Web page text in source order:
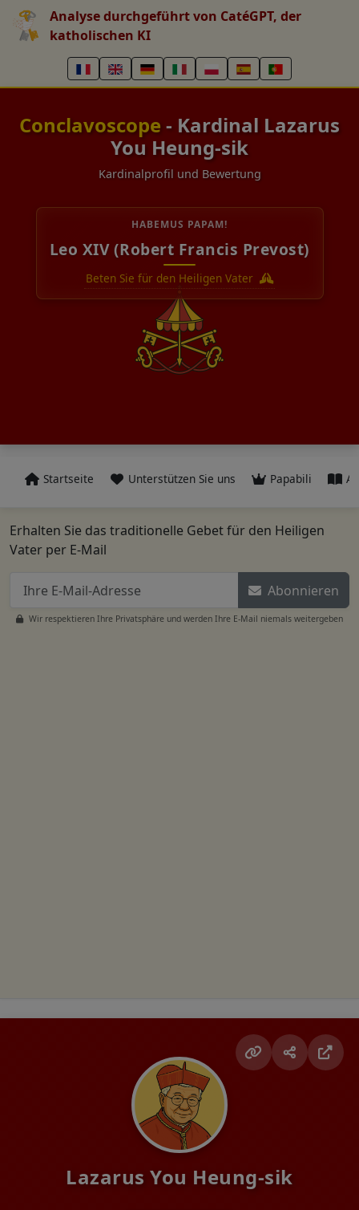
Analyse durchgeführt von CatéGPT, der
katholischen KI
Conclavoscope - Kardinal Lazarus
You Heung-sik
Kardinalprofil und Bewertung
HABEMUS PAPAM!
Leo XIV (Robert Francis Prevost)
Beten Sie für den Heiligen Vater
Startseite Unterstützen Sie uns Papabili
Erhalten Sie das traditionelle Gebet für den Heiligen
Vater per E-Mail
Abonnieren
Wir respektieren Ihre Privatsphäre und werden Ihre E-Mail niemals weitergeben
Lazarus You Heung-sik